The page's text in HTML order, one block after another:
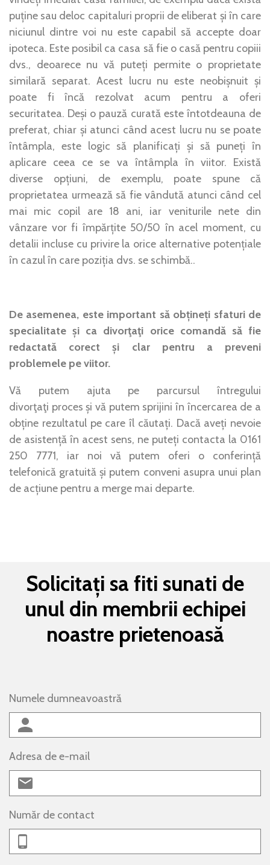
puține sau deloc capitaluri proprii de eliberat și în care
niciunul dintre voi nu este capabil să accepte doar
ipoteca. Este posibil ca casa să fie o casă pentru copiii
dvs., deoarece nu vă puteți permite o proprietate
similară separat. Acest lucru nu este neobișnuit și
poate fi încă rezolvat acum pentru a oferi
securitatea. Deși o pauză curată este întotdeauna de
preferat, chiar și atunci când acest lucru nu se poate
întâmpla, este logic să planificați și să puneți în
aplicare ceea ce se va întâmpla în viitor. Există
diverse opțiuni, de exemplu, poate spune că
proprietatea urmează să fie vândută atunci când cel
mai mic copil are 18 ani, iar veniturile nete din
vânzare vor fi împărțite 50/50 în acel moment, cu
detalii incluse cu privire la orice alternative potențiale
în cazul în care poziția dvs. se schimbă..
De asemenea, este important să obțineți sfaturi de
specialitate și ca divorţaţi orice comandă să fie
redactată corect și clar pentru a preveni
problemele pe viitor.
Vă putem ajuta pe parcursul întregului
divorţaţi proces și vă putem sprijini în încercarea de a
obține rezultatul pe care îl căutați. Dacă aveți nevoie
de asistență în acest sens, ne puteți contacta la 0161
250 7771, iar noi vă putem oferi o conferință
telefonică gratuită și putem conveni asupra unui plan
de acțiune pentru a merge mai departe.
Solicitați sa fiti sunati de
unul din membrii echipei
noastre prietenoasă
Numele dumneavoastră
Adresa de e-mail
Număr de contact